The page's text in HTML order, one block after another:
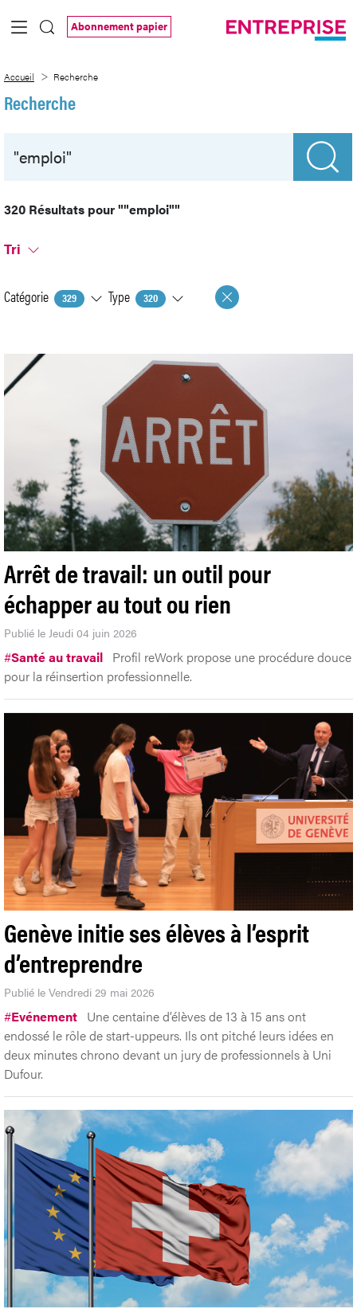
Saut au contenu principal
Abonnement papier
Accueil Recherche
Recherche
320 Résultats pour""emploi""
Tri
Catégorie 329 Type 320
Arrêt de travail: un outil pour
échapper au tout ou rien
Publié le Jeudi 04 juin 2026
#Santé au travail Profil reWork propose une procédure douce
pour la réinsertion professionnelle.
Genève initie ses élèves à l’esprit
d’entreprendre
Publié le Vendredi 29 mai 2026
#Evénement Une centaine d’élèves de 13 à 15 ans ont
endossé le rôle de start-uppeurs. Ils ont pitché leurs idées en
deux minutes chrono devant un jury de professionnels à Uni
Dufour.